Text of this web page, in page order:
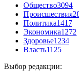
Общество3094
Происшествия
Политика1417
Экономика1272
Здоровье1234
Власть1125
Выбор редакции: